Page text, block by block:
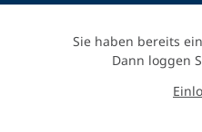
Sie haben bereits
Dann loggen